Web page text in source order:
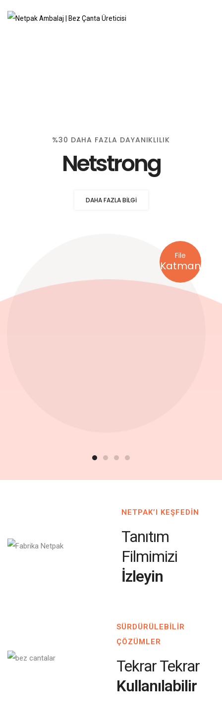
%30 DAHA FAZLA DAYANIKLILIK
Netstrong
DAHA FAZLA BILGI
Katman
File
NETPAK’I KEŞFEDİN
Tanıtım
Filmimizi
İzleyin
SÜRDÜRÜLEBİLİR
ÇÖZÜMLER
Tekrar Tekrar
Kullanılabilir